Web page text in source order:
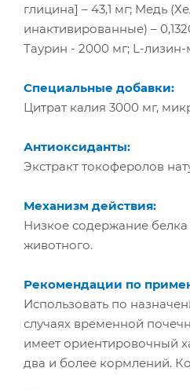
глицина] – 43,1 мг; Mедь
инактивированные) –
Таурин - 2000 мг; L-
Специальные добавки:
Цитрат калия 3000 мг,
Антиоксиданты:
Экстракт токоферолов
Механизм действия:
Низкое содержание
животного.
Рекомендации по
Использовать по
случаях временной
имеет ориентировочный
два и более кормлений.